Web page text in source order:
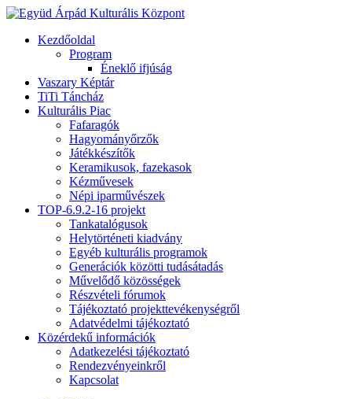
Kezdőoldal
Program
Éneklő ifjúság
Vaszary Képtár
TiTi Táncház
Kulturális Piac
Fafaragók
Hagyományőrzők
Játékkészítők
Keramikusok, fazekasok
Kézművesek
Népi iparművészek
TOP-6.9.2-16 projekt
Tankatalógusok
Helytörténeti kiadvány
Egyéb kulturális programok
Generációk közötti tudásátadás
Művelődő közösségek
Részvételi fórumok
Tájékoztató projekttevékenységről
Adatvédelmi tájékoztató
Közérdekű információk
Adatkezelési tájékoztató
Rendezvényeinkről
Kapcsolat